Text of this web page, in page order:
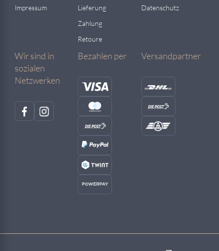
Impressum
Lieferung
Zahlung
Retoure
Datenschutz
Wir sind in
sozialen
Netzwerken
Bezahlen per Versandpartner